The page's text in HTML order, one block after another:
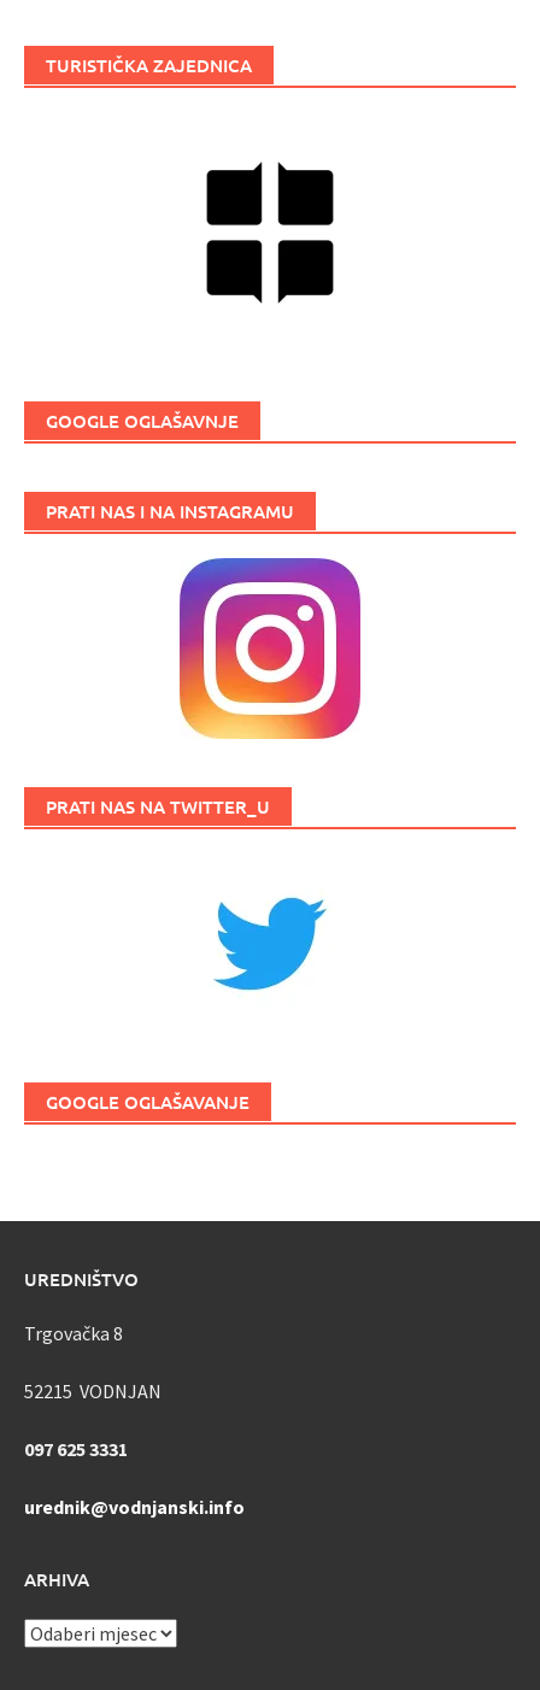
TURISTIČKA ZAJEDNICA
GOOGLE OGLAŠAVNJE
PRATI NAS I NA INSTAGRAMU
PRATI NAS NA TWITTER_U
GOOGLE OGLAŠAVANJE
UREDNIŠTVO
Trgovačka 8
52215 VODNJAN
097 625 3331
urednik@vodnjanski.info
ARHIVA
ARHIVA